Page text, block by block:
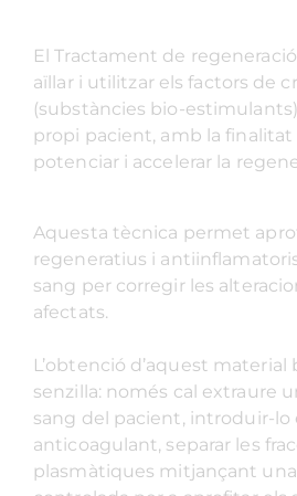
El Tractament de
aïllar i utilitzar els factors de
(substàncies bio-
propi pacient, amb la finalitat
potenciar i accelerar la
Aquesta tècnica permet
regeneratius i
sang per corregir les
afectats.
L’obtenció d’aquest
senzilla: només cal extraure
sang del pacient, introduir-lo
anticoagulant, separar les
plasmàtiques mitjançant